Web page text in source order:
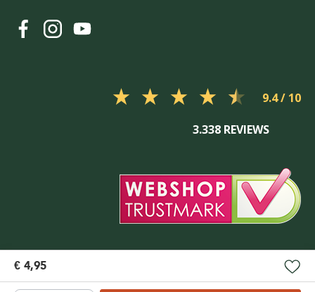
€ 4,95
9.4
3.338 REVIEWS